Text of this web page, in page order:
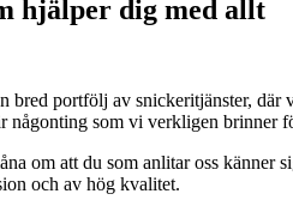
hjälper dig med allt
bred portfölj av snickeritjänster, där
någonting som vi verkligen brinner
om att du som anlitar oss känner
och av hög kvalitet.